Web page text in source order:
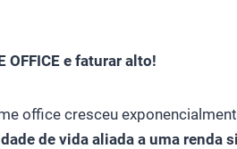
OFFICE e faturar alto!
office cresceu
de vida aliada a uma renda